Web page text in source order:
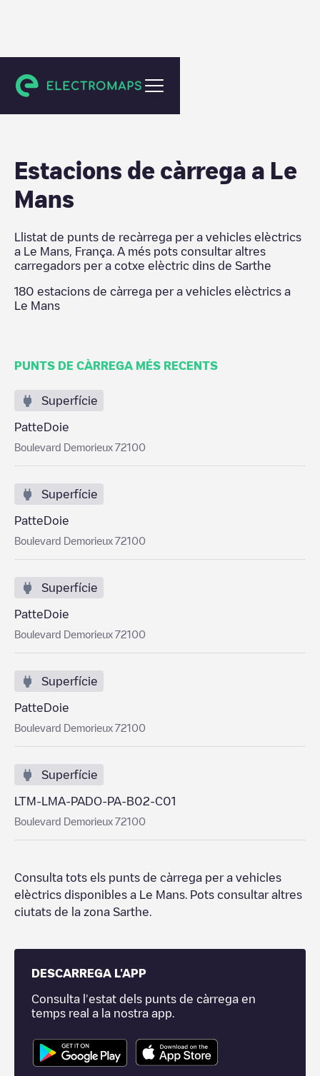
Sarthe
Estacions de càrrega a Le
Mans
Llistat de punts de recàrrega per a vehicles elèctrics
a
Le Mans França . A més pots consultar altres
carregadors per a cotxe elèctric dins de Sarthe
180 estacions de càrrega per a vehicles elèctrics a
Le Mans
PUNTS DE CÀRREGA MÉS RECENTS
Superfície
PatteDoie
Boulevard Demorieux 72100
Superfície
PatteDoie
Boulevard Demorieux 72100
Superfície
PatteDoie
Boulevard Demorieux 72100
Superfície
PatteDoie
Boulevard Demorieux 72100
Superfície
LTM-LMA-PADO-PA-B02-C01
Boulevard Demorieux 72100
Consulta tots els punts de càrrega per a vehicles
elèctrics disponibles a
Le Mans . Pots consultar altres
ciutats de la zona Sarthe
DESCARREGA L'APP
Consulta l'estat dels punts de càrrega en
temps real a la nostra app.